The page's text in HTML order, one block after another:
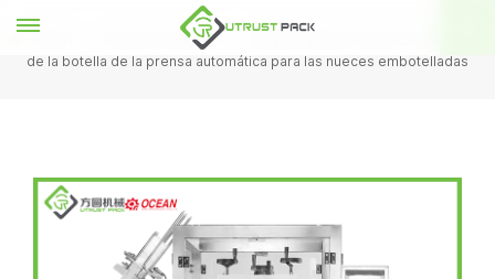
máquina de tapado
de la botella de la prensa automática para las nueces embotelladas